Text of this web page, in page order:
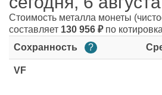
Стоимость металла монеты
составляет 130 956 ₽по
Сохранность
?
VF